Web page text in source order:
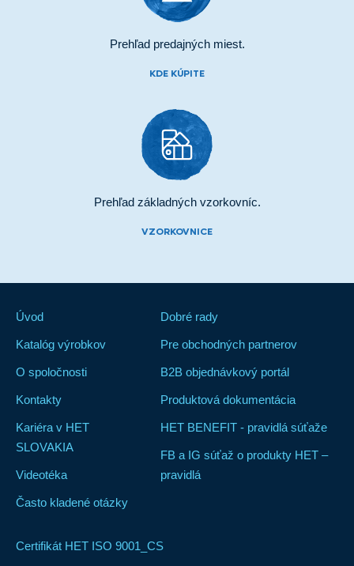
Prehľad predajných miest.
KDE KÚPITE
Prehľad základných vzorkovníc.
VZORKOVNICE
Úvod
Katalóg výrobkov
O spoločnosti
Kontakty
Kariéra v HET
SLOVAKIA
Videotéka
Často kladené otázky
Dobré rady
Pre obchodných partnerov
B2B objednávkový portál
Produktová dokumentácia
HET BENEFIT - pravidlá súťaže
FB a IG súťaž o produkty HET –
pravidlá
Certifikát HET ISO 9001_CS